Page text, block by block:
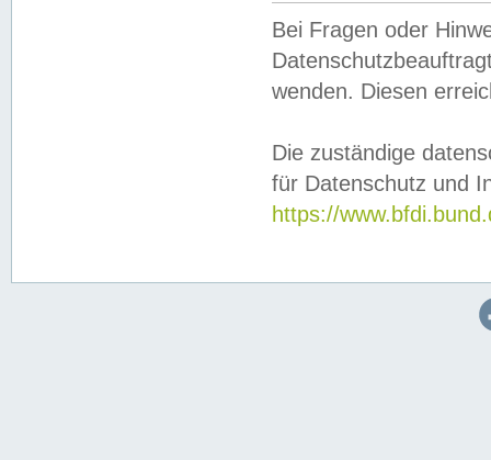
Bei Fragen oder
wenden. Diesen
Die zuständige
für Datenschutz und
https://